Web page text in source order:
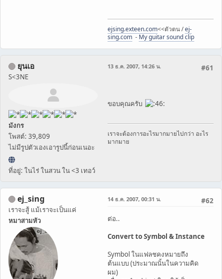
ejsing.exteen.com<<ตัวตน /ej-
sing.com - My guitar sound clip
ยุนเอ
S<3NE
มังกร
โพสต์: 39,809
ไม่มีรูปตัวเองเอารูปนี้ก่อนเนอะ
ที่อยู่: ในไร่ ในสวน ใน <3 เทอว์
#61
13 ธ.ค. 2007, 14:26 น.
ขอบคุณครับ
เราจะต้องการอะไรมากมายไปกว่า อะไร
มากมาย
ej_sing
เราจะสู้ แม้เราจะเป็นแค่
หมาสามหัว
#62
14 ธ.ค. 2007, 00:31 น.
ต่อ..
Convert to Symbol & Instance
Symbol ในแฟลชคงหมายถึง
ต้นแบบ (ประมาณนั้นในความคิด
ผม)